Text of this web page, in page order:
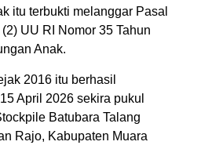
itu terbukti melanggar Pasal
UU RI Nomor 35 Tahun
Anak.
2016 itu berhasil
April 2026 sekira pukul
Batubara Talang
Rajo, Kabupaten Muara